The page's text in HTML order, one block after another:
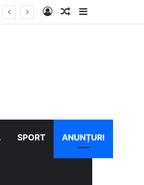
Log InArticol aleatoriu
Sidebar
SPORT ANUNȚURI